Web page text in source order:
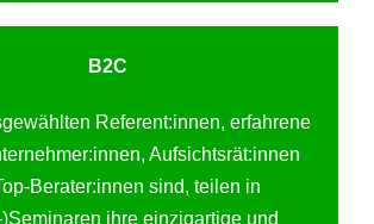
B2C
Referent:innen, erfahrene
Aufsichtsrät:innen
Berater:innen sind, teilen in
ihre einzigartige und